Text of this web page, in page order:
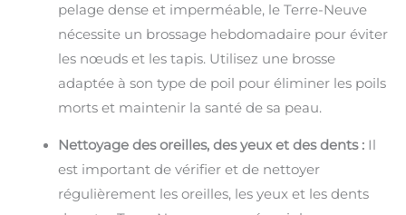
pelage dense et imperméable, le Terre-Neuve
nécessite un brossage hebdomadaire pour éviter
les nœuds et les tapis. Utilisez une brosse
adaptée à son type de poil pour éliminer les poils
morts et maintenir la santé de sa peau.
Nettoyage des oreilles, des yeux et des dents :Il
est important de vérifier et de nettoyer
régulièrement les oreilles, les yeux et les dents